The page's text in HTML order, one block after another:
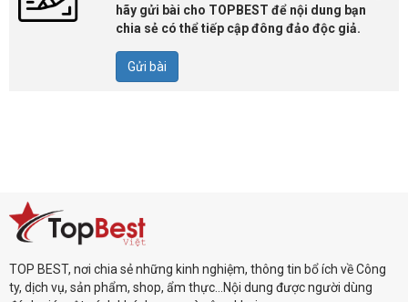
hãy gửi bài cho TOPBEST để nội dung bạn
chia sẻ có thể tiếp cập đông đảo độc giả.
Gửi bài
TOP BEST, nơi chia sẻ những kinh nghiệm, thông tin bổ ích về Công
ty, dịch vụ, sản phẩm, shop, ẩm thực...Nội dung được người dùng